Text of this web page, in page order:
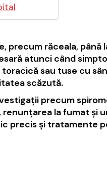
precum răceala,
atunci când
sau tuse cu
scăzută.
precum
la fumat și
precis și tratamente